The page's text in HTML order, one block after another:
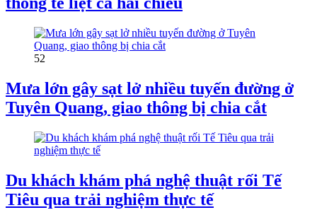
52
Mưa lớn gây sạt lở nhiều tuyến đường ở
Tuyên Quang, giao thông bị chia cắt
Du khách khám phá nghệ thuật rối Tế
Tiêu qua trải nghiệm thực tế